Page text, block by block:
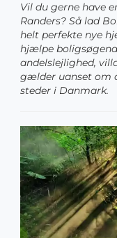
Vil du gerne have
Randers? Så lad
helt perfekte nye
hjælpe
andelslejlighed,
gælder uanset om
steder i Danmark.